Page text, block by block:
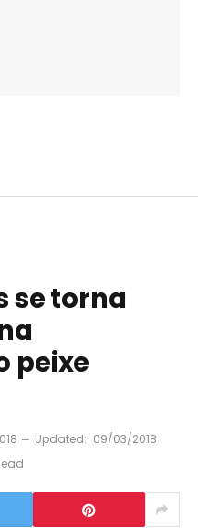
se torna
peixe
Updated: 09/03/2018